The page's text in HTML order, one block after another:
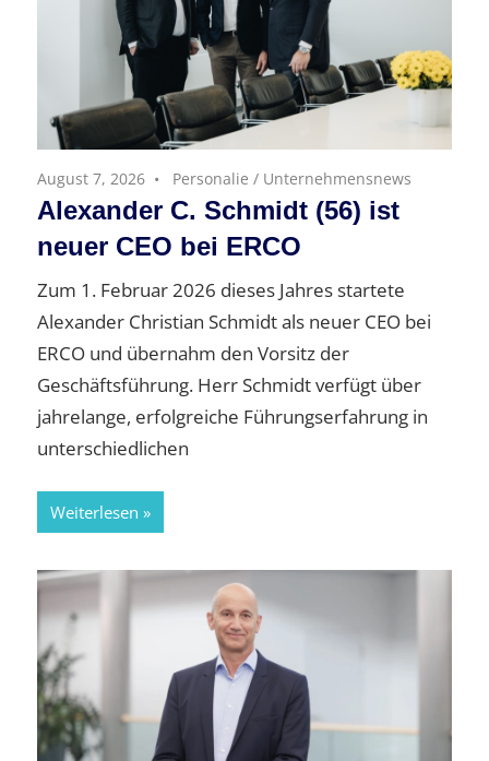
August 7, 2026 Personalie / Unternehmensnews
Alexander C. Schmidt (56) ist
neuer CEO bei ERCO
Zum 1. Februar 2026 dieses Jahres startete
Alexander Christian Schmidt als neuer CEO bei
ERCO und übernahm den Vorsitz der
Geschäftsführung. Herr Schmidt verfügt über
jahrelange, erfolgreiche Führungserfahrung in
unterschiedlichen
Weiterlesen